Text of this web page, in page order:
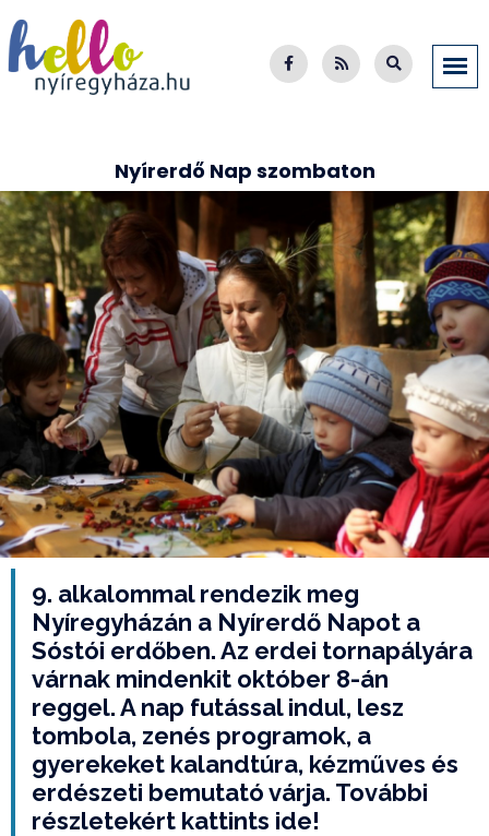
Nyírerdő Nap szombaton
9. alkalommal rendezik meg
Nyíregyházán a Nyírerdő Napot a
Sóstói erdőben. Az erdei tornapályára
várnak mindenkit október 8-án
reggel. A nap futással indul, lesz
tombola, zenés programok, a
gyerekeket kalandtúra, kézműves és
erdészeti bemutató várja. További
részletekért kattints ide!